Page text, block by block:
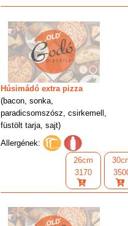
Húsimádó extra pizza
(bacon, sonka,
paradicsomszósz, csirkemell,
füstölt tarja, sajt)
Allergének:
26cm
3170